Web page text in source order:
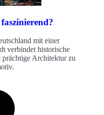
mit einer
verbindet historische
Architektur zu